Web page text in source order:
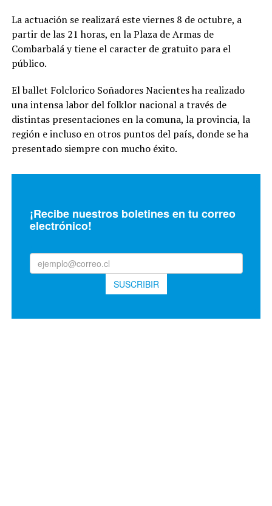
La actuación se realizará este viernes 8 de octubre, a
partir de las 21 horas, en la Plaza de Armas de
Combarbalá y tiene el caracter de gratuito para el
público.
El ballet Folclorico Soñadores Nacientes ha realizado
una intensa labor del folklor nacional a través de
distintas presentaciones en la comuna, la provincia, la
región e incluso en otros puntos del país, donde se ha
presentado siempre con mucho éxito.